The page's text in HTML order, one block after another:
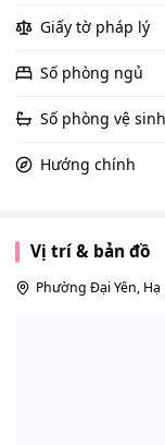
Giấy tờ pháp lý
Số phòng ngủ
Số phòng vệ sinh
Hướng chính
Vị trí & bản đồ
Phường Đại Yên,